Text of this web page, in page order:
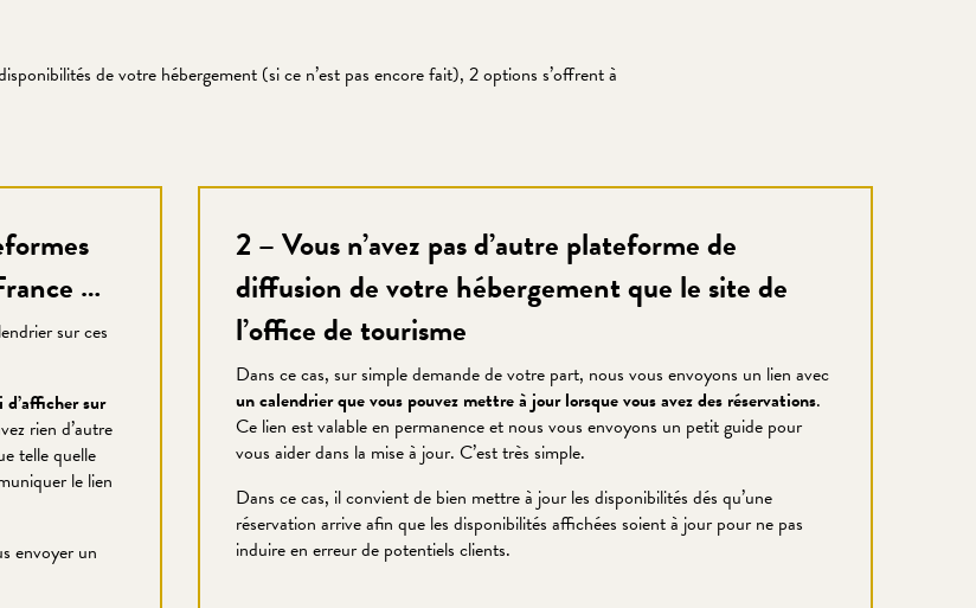
de votre hébergement (si ce n’est pas encore fait), 2 options s’offrent à
…
sur ces
sur
rien d’autre
telle quelle
le lien
envoyer un
2 – Vous n’avez pas d’autre plateforme de
diffusion de votre hébergement que le site de
l’office de tourisme
Dans ce cas, sur simple demande de votre part, nous vous envoyons un lien avec
un calendrier que vous pouvez mettre à jour lorsque vous avez des réservations.
Ce lien est valable en permanence et nous vous envoyons un petit guide pour
vous aider dans la mise à jour. C’est très simple.
Dans ce cas, il convient de bien mettre à jour les disponibilités dés qu’une
réservation arrive afin que les disponibilités affichées soient à jour pour ne pas
induire en erreur de potentiels clients.